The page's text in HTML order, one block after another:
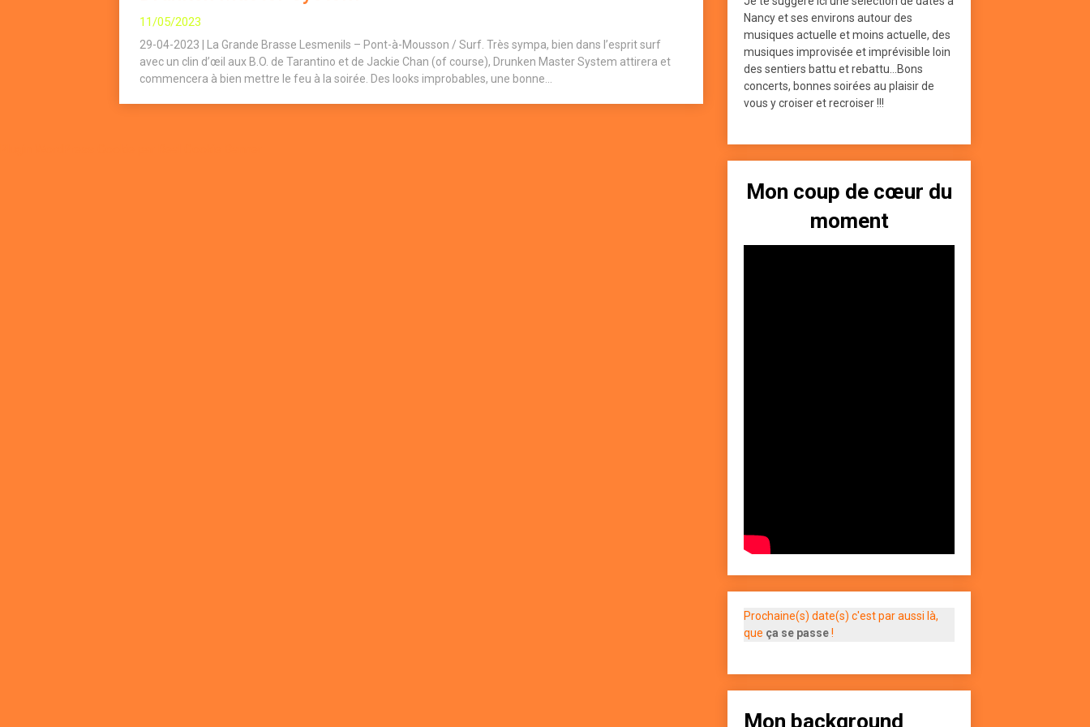
11/05/2023
29-04-2023 | La Grande Brasse Lesmenils – Pont-à-Mousson / Surf. Très sympa, bien dans l’esprit surf
avec un clin d’œil aux B.O. de Tarantino et de Jackie Chan (of course), Drunken Master System attirera et
commencera à bien mettre le feu à la soirée. Des looks improbables, une bonne...
Nancy et ses environs autour des
musiques actuelle et moins actuelle, des
musiques improvisée et imprévisible loin
des sentiers battu et rebattu...Bons
concerts, bonnes soirées au plaisir de
vous y croiser et recroiser !!!
Mon coup de cœur du
moment
Prochaine(s) date(s) c'est par aussi là,
que ça se passe!
Mon background